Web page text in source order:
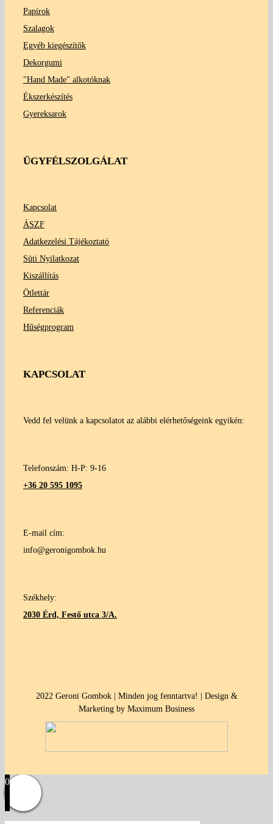
Papírok
Szalagok
Egyéb kiegészítők
Dekorgumi
"Hand Made" alkotóknak
Ékszerkészítés
Gyereksarok
ÜGYFÉLSZOLGÁLAT
Kapcsolat
ÁSZF
Adatkezelési Tájékoztató
Süti Nyilatkozat
Kiszállítás
Ötlettár
Referenciák
Hűségprogram
KAPCSOLAT
Vedd fel velünk a kapcsolatot az alábbi elérhetőségeink egyikén:
Telefonszám: H-P: 9-16
+36 20 595 1095
E-mail cím:
info@geronigombok.hu
Székhely:
2030 Érd, Festő utca 3/A.
2022 Geroni Gombok | Minden jog fenntartva! | Design &
Marketing by Maximum Business
0